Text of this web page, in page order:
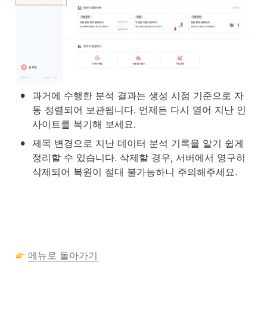
•
과거에 수행한 분석 결과는 생성 시점 기준으로 자
동 정렬되어 보관됩니다. 언제든 다시 열어 지난 인
사이트를 복기해 보세요.
• 제목 변경으로 지난 데이터 분석 기록을 알기 쉽게
정리할 수 있습니다. 삭제할 경우, 서버에서 영구히
삭제되어 복원이 절대 불가능하니 주의해주세요.
메뉴로 돌아가기